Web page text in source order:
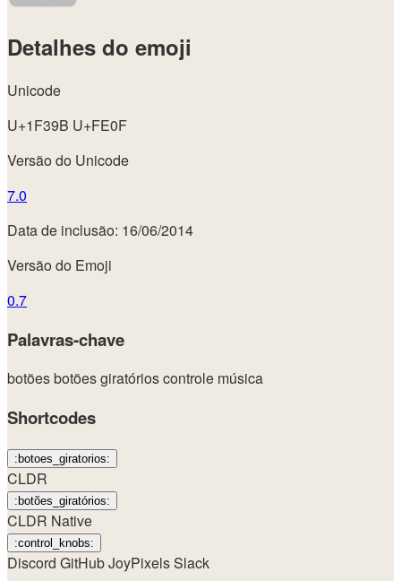
Detalhes do emoji
Unicode
U+1F39B U+FE0F
Versão do Unicode
7.0
Data de inclusão: 16/06/2014
Versão do Emoji
0.7
Palavras-chave
botõesbotões giratórioscontrole música
Shortcodes
:botoes_giratorios:
CLDR
:botões_giratórios:
CLDR Native
:control_knobs:
Discord GitHubJoyPixelsSlack